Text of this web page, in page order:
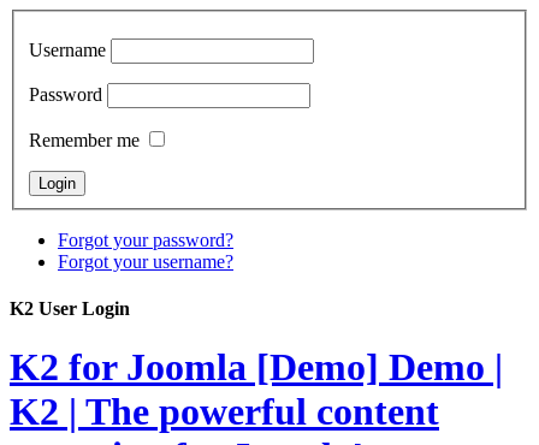
Username
Password
Remember me
Forgot your password?
Forgot your username?
K2 User Login
K2 for Joomla [Demo] Demo |
K2 | The powerful content